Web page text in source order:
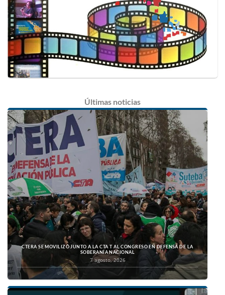
Últimas noticias
CTERA SE MOVILIZÓ JUNTO A LA CTA T AL CONGRESO EN DEFENSA DE LA
SOBERANÍA NACIONAL
7 agosto, 2026